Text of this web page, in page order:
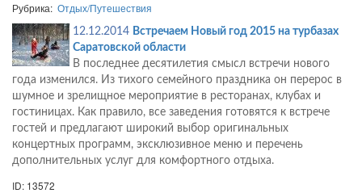
Рубрика: Отдых/Путешествия
12.12.2014 Встречаем Новый год 2015 на турбазах
Саратовской области
В последнее десятилетия смысл встречи нового
года изменился. Из тихого семейного праздника он перерос в
шумное и зрелищное мероприятие в ресторанах, клубах и
гостиницах. Как правило, все заведения готовятся к встрече
гостей и предлагают широкий выбор оригинальных
концертных программ, эксклюзивное меню и перечень
дополнительных услуг для комфортного отдыха.
ID: 13572